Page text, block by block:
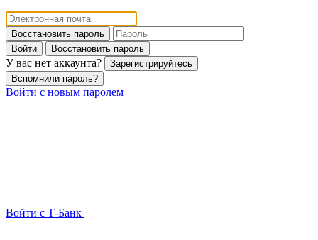
Восстановить пароль
Войти
Восстановить пароль
У вас нет аккаунта?
Зарегистрируйтесь
Вспомнили пароль?
Войти с новым паролем
Войти с Т-Банк